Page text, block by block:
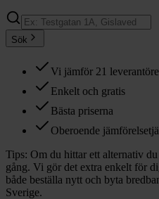
Sök
Vi jämför 21
Enkelt och gratis
Bästa priserna
Oberoende
Tips: Om du hittar ett alternativ
gång. Vi gör det extra enkelt för
både beställa nytt och byta
Sverige.